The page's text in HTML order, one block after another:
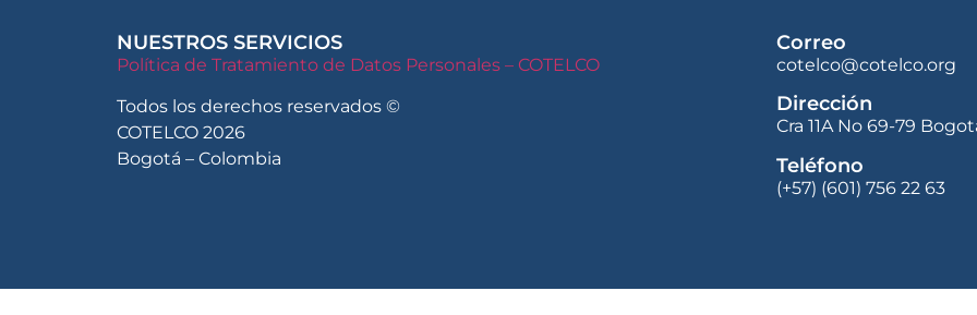
NUESTROS SERVICIOS
Política de Tratamiento de Datos Personales – COTELCO
Todos los derechos reservados ©
COTELCO 2026
Bogotá – Colombia
Correo
cotelco@cotelco.org
Dirección
Cra 11A No 69-79
Teléfono
(+57) (601) 756 22 63